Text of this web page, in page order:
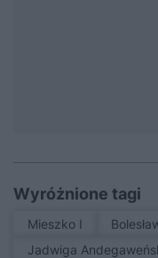
Wyróżnione tagi
Mieszko I
Jadwiga